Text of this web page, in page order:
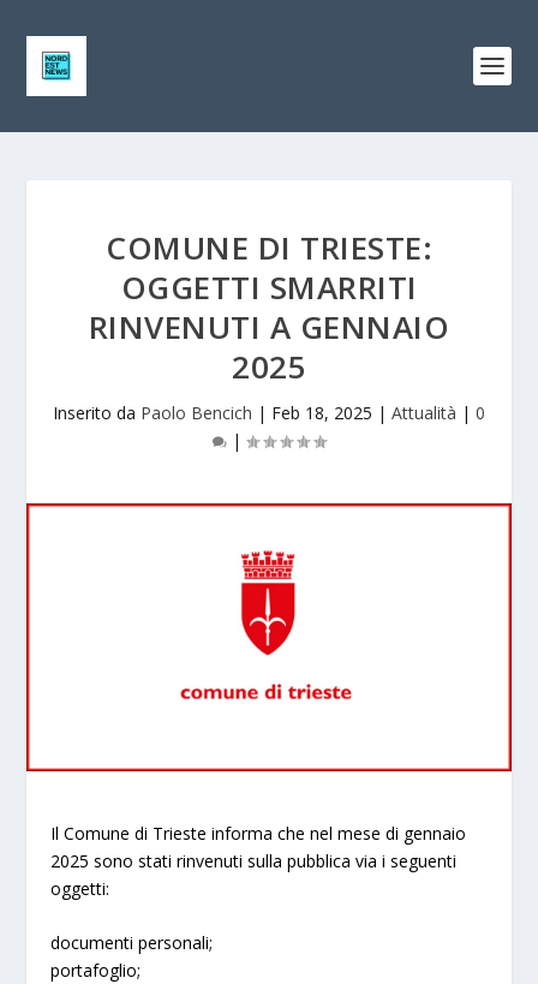
COMUNE DI TRIESTE:
OGGETTI SMARRITI
RINVENUTI A GENNAIO
2025
Inserito da Paolo Bencich | Feb 18, 2025 | Attualità | 0
|
Il Comune di Trieste informa che nel mese di gennaio
2025 sono stati rinvenuti sulla pubblica via i seguenti
oggetti:
documenti personali;
portafoglio;